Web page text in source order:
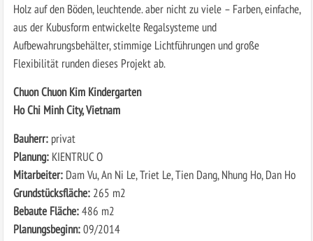
Holz auf den Böden, leuchtende. aber nicht zu viele – Farben, einfache,
aus der Kubusform entwickelte Regalsysteme und
Aufbewahrungsbehälter, stimmige Lichtführungen und große
Flexibilität runden dieses Projekt ab.
Chuon Chuon Kim Kindergarten
Ho Chi Minh City, Vietnam
Bauherr:privat
Planung:KIENTRUC O
Mitarbeiter:Dam Vu, An Ni Le, Triet Le, Tien Dang, Nhung Ho, Dan Ho
Grundstücksfläche:265 m2
Bebaute Fläche:486 m2
Planungsbeginn:09/2014